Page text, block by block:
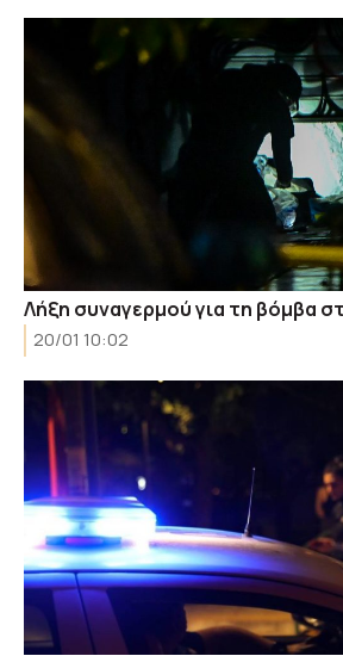
Λήξη συναγερμού για τη βόμβα
20/01 10:02